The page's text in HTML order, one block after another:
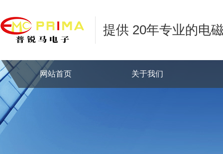
提供 20年专业的电
网站首页 关于我们